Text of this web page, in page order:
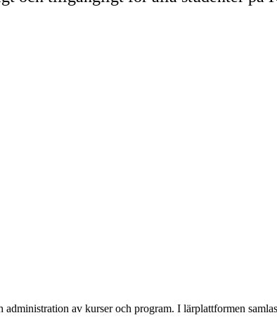
av kurser och program. I lärplattformen